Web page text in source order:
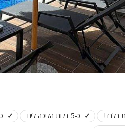
בלבד! כ-5 דקות הליכה לים